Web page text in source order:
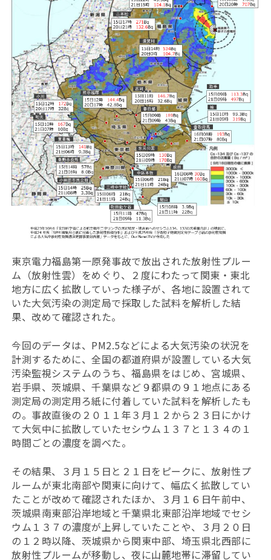
東京電力福島第一原発事故で放出された放射性プルー
ム（放射性雲）をめぐり、２度にわたって関東・東北
地方に広く拡散していった様子が、各地に設置されて
いた大気汚染の測定局で採取した試料を解析した結
果、改めて確認された。
今回のデータは、PM2.5などによる大気汚染の状況を
計測するために、全国の都道府県が設置している大気
汚染監視システムのうち、福島県をはじめ、宮城県、
岩手県、茨城県、千葉県など９都県の９１地点にある
測定局の測定用ろ紙に付着していた試料を解析したも
の。事故直後の２０１１年３月１２から２３日にかけ
て大気中に拡散していたセシウム１３７と１３４の１
時間ごとの濃度を調べた。
その結果、３月１５日と２１日をピークに、放射性プ
ルームが東北南部や関東に向けて、幅広く拡散してい
たことが改めて確認されたほか、３月１６日午前中、
茨城県南東部沿岸地域と千葉県北東部沿岸地域でセシ
ウム１３７の濃度が上昇していたことや、３月２０日
の１２時以降、茨城県から関東中部、埼玉県北西部に
放射性プルームが移動し、夜に山麓地帯に滞留してい